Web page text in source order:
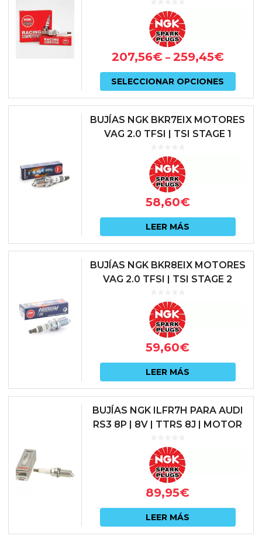
elegir
en
207,56€– 259,45€
SELECCIONAR OPCIONES
Este
tiene
elegir
en
BUJÍAS NGK BKR7EIX MOTORES
VAG 2.0 TFSI | TSI STAGE 1
58,60€
LEER MÁS
BUJÍAS NGK BKR8EIX MOTORES
VAG 2.0 TFSI | TSI STAGE 2
59,60€
LEER MÁS
BUJÍAS NGK ILFR7H PARA AUDI
RS3 8P | 8V | TTRS 8J | MOTOR
89,95€
LEER MÁS